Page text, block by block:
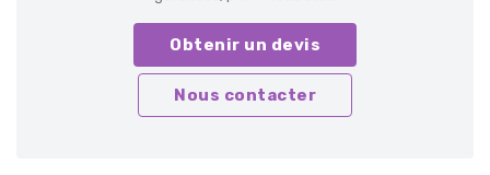
Obtenir un devis
Nous contacter